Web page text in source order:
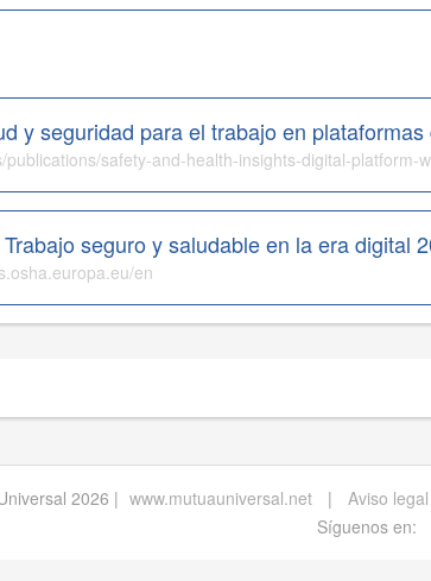
y seguridad para el trabajo en
safety-and-health-insights-digital-platform-
seguro y saludable en la era digital
en
2026 | www.mutuauniversal.net | Aviso legal
Síguenos en: